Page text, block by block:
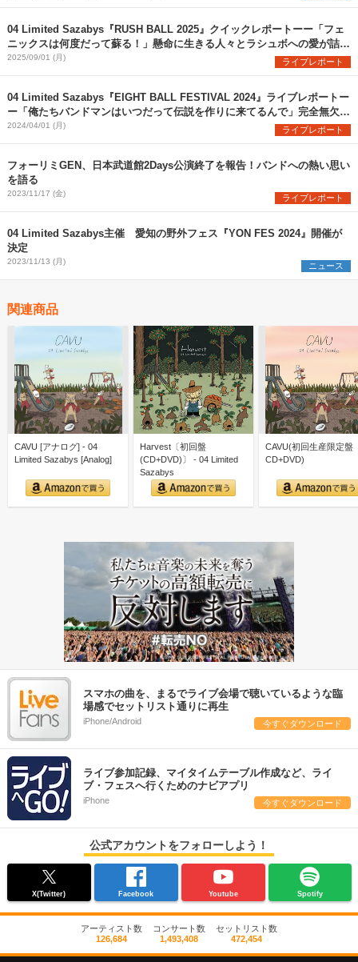
表
04 Limited Sazabys『RUSH BALL 2025』クイックレポートーー「フェ
ニックスは何度だって蘇る！」懸命に生きる人々とラシュボへの愛が詰ま
った珠玉のステージ
2025/09/01 (月) ライブレポート
04 Limited Sazabys『EIGHT BALL FESTIVAL 2024』ライブレポートー
ー「俺たちバンドマンはいつだって伝説を作りに来てるんで」完全無欠の
フォーリミここに在り
2024/04/01 (月) ライブレポート
フォーリミGEN、日本武道館2Days公演終了を報告！バンドへの熱い思い
を語る
2023/11/17 (金) ライブレポート
04 Limited Sazabys主催 愛知の野外フェス『YON FES 2024』開催が
決定
2023/11/13 (月) ニュース
関連商品
CAVU [アナログ] - 04
Limited Sazabys [Analog]
Harvest〔初回盤
(CD+DVD)〕 - 04 Limited
Sazabys
CAVU(初回生産限定盤
CD+DVD)
スマホの曲を、まるでライブ会場で聴いているような臨
場感でセットリスト通りに再生
iPhone/Android 今すぐダウンロード
ライブ参加記録、マイタイムテーブル作成など、ライ
ブ・フェスへ行くためのナビアプリ
iPhone 今すぐダウンロード
公式アカウントをフォローしよう！
X(Twitter) Facebook Youtube Spotify
アーティスト数
126,684
コンサート数
1,493,408
セットリスト数
472,454